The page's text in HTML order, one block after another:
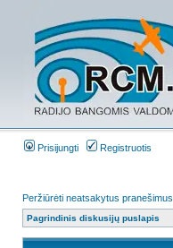
Prisijungti Registruotis
Peržiūrėti neatsakytus pranešimus
Pagrindinis diskusijų puslapis